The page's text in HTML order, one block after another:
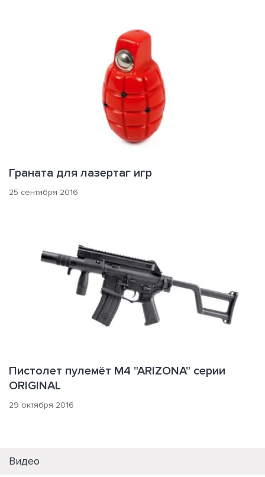
Граната для лазертаг игр
25 сентября 2016
Пистолет пулемёт M4 "ARIZONA" серии
ORIGINAL
29 октября 2016
Видео